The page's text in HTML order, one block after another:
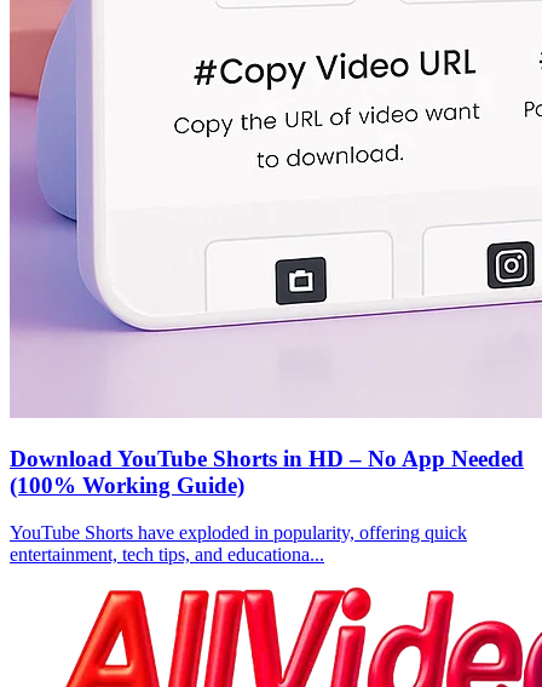
Download YouTube Shorts in HD – No App Needed
(100% Working Guide)
YouTube Shorts have exploded in popularity, offering quick
entertainment, tech tips, and educationa...